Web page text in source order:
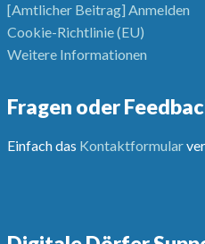
[Amtlicher Beitrag] Anmelden
Cookie-Richtlinie (EU)
Weitere Informationen
Fragen oder
Einfach das Kontaktformular